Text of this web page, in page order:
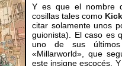
Y es que el nombre
cosillas tales como
citar solamente unos
guionista). El caso es
uno de sus
«Millarworld», que
este insigne escocés.